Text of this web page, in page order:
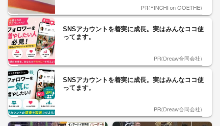
PR(FINCHI on GOETHE)
SNSアカウントを着実に成長。実はみんなココ使
ってます。
PR(Dreaw合同会社)
SNSアカウントを着実に成長。実はみんなココ使
ってます。
PR(Dreaw合同会社)